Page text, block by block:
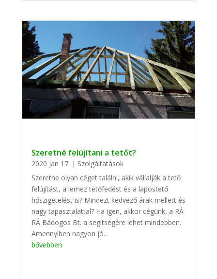
Szeretné felújítani a tetőt?
2020 jan 17. | Szolgáltatások
Szeretne olyan céget találni, akik vállalják a tető
felújítást, a lemez tetőfedést és a lapostető
hőszigetelést is? Mindezt kedvező árak mellett és
nagy tapasztalattal? Ha igen, akkor cégünk, a RÁ
RÁ Bádogos Bt. a segítségére lehet mindebben.
Amennyiben nagyon jó...
bővebben